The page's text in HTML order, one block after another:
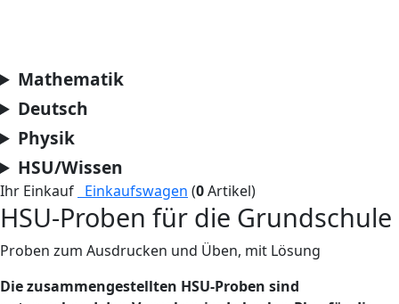
Mathematik
Deutsch
Physik
HSU/Wissen
Ihr Einkauf Einkaufswagen (0Artikel)
HSU-Proben für die Grundschule
Proben zum Ausdrucken und Üben, mit Lösung
Die zusammengestellten HSU-Proben sind